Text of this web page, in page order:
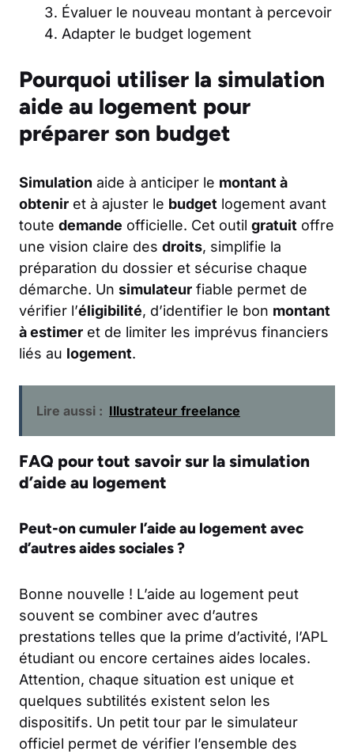
Évaluer le nouveau montant à percevoir
Adapter le budget logement
Pourquoi utiliser la simulation
aide au logement pour
préparer son budget
Simulation aide à anticiper le montant à
obtenir et à ajuster le budget logement avant
toute demande officielle. Cet outil gratuit offre
une vision claire des droits, simplifie la
préparation du dossier et sécurise chaque
démarche. Un simulateur fiable permet de
vérifier l’éligibilité, d’identifier le bon montant
à estimer et de limiter les imprévus financiers
liés au logement.
Lire aussi : Illustrateur freelance
FAQ pour tout savoir sur la simulation
d’aide au logement
Peut-on cumuler l’aide au logement avec
d’autres aides sociales ?
Bonne nouvelle ! L’aide au logement peut
souvent se combiner avec d’autres
prestations telles que la prime d’activité, l’APL
étudiant ou encore certaines aides locales.
Attention, chaque situation est unique et
quelques subtilités existent selon les
dispositifs. Un petit tour par le simulateur
officiel permet de vérifier l’ensemble des